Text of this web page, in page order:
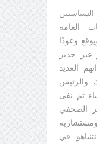
العامة
وعودًا
غير جدير
وقد اتهم العديد
والرئيس
ثم نفى
الصحفي
ومستشاريه
في